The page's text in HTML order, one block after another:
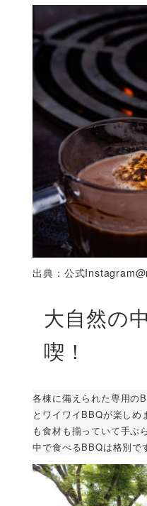
出典：公式
大自然の
喫！
各棟に備えられた専用の
とワイワイBBQが楽しめ
も食材も揃っていて手ぶ
中で食べるBBQは格別で